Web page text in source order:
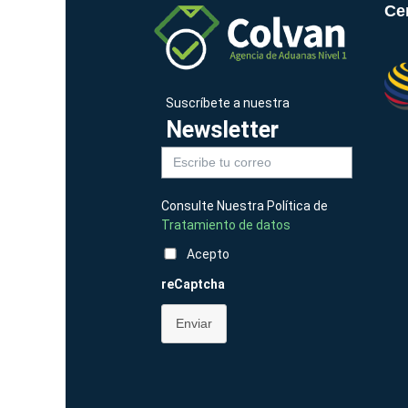
Suscríbete a nuestra
Newsletter
Consulte Nuestra Política de
Tratamiento de datos
Acepto
reCaptcha
Enviar